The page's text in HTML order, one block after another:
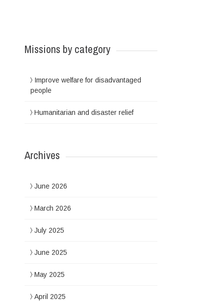
Missions by category
Improve welfare for disadvantaged
people
Humanitarian and disaster relief
Archives
June 2026
March 2026
July 2025
June 2025
May 2025
April 2025